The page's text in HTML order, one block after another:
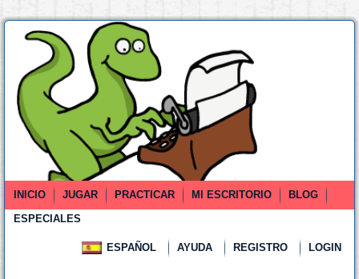
INICIO JUGAR PRACTICAR MI ESCRITORIO
BLOG
ESPECIALES
ESPAÑOL AYUDA REGISTRO LOGIN